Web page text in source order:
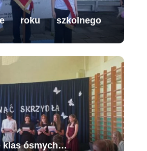
roku szkolnego
klas ósmych…